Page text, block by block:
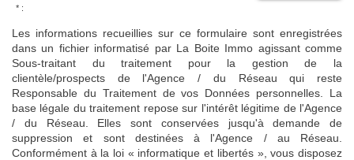
* :
Les informations recueillies sur ce formulaire sont enregistrées
dans un fichier informatisé par La Boite Immo agissant comme
Sous-traitant du traitement pour la gestion de la
clientèle/prospects de l'Agence / du Réseau qui reste
Responsable du Traitement de vos Données personnelles. La
base légale du traitement repose sur l'intérêt légitime de l'Agence
/ du Réseau. Elles sont conservées jusqu'à demande de
suppression et sont destinées à l'Agence / au Réseau.
Conformément à la loi « informatique et libertés », vous disposez